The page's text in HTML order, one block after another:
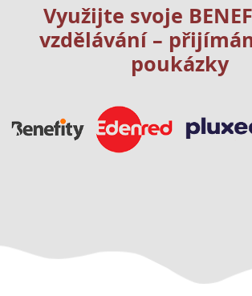
Využijte svoje
vzdělávání –
poukázky